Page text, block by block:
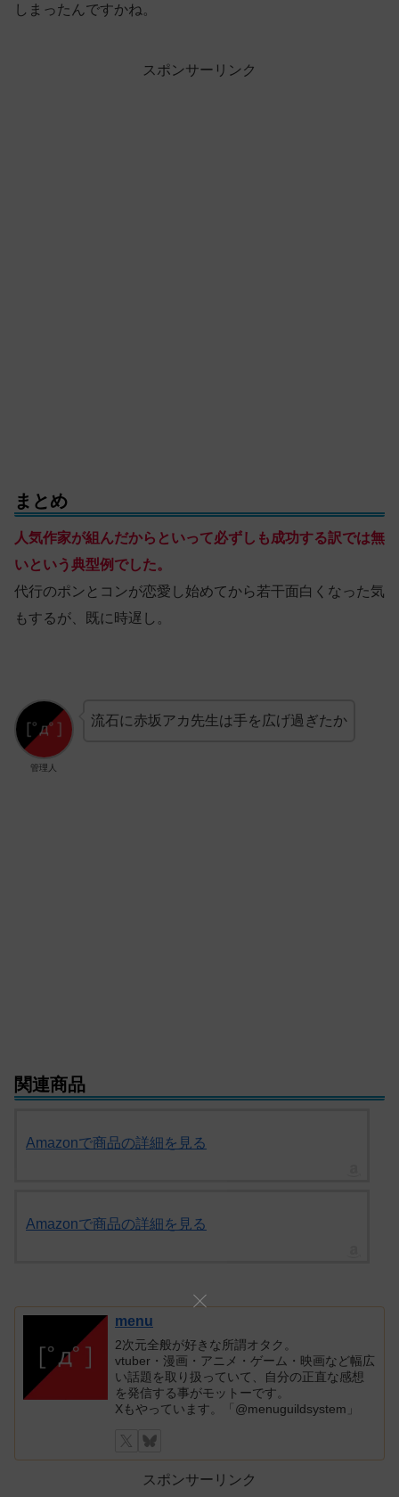
しまったんですかね。
スポンサーリンク
まとめ
人気作家が組んだからといって必ずしも成功する訳では無
いという典型例でした。
代行のポンとコンが恋愛し始めてから若干面白くなった気
もするが、既に時遅し。
管理人
流石に赤坂アカ先生は手を広げ過ぎたか
関連商品
Amazonで商品の詳細を見る
Amazonで商品の詳細を見る
menu
2次元全般が好きな所謂オタク。
vtuber・漫画・アニメ・ゲーム・映画など幅広
い話題を取り扱っていて、自分の正直な感想
を発信する事がモットーです。
Xもやっています。「@menuguildsystem」
スポンサーリンク